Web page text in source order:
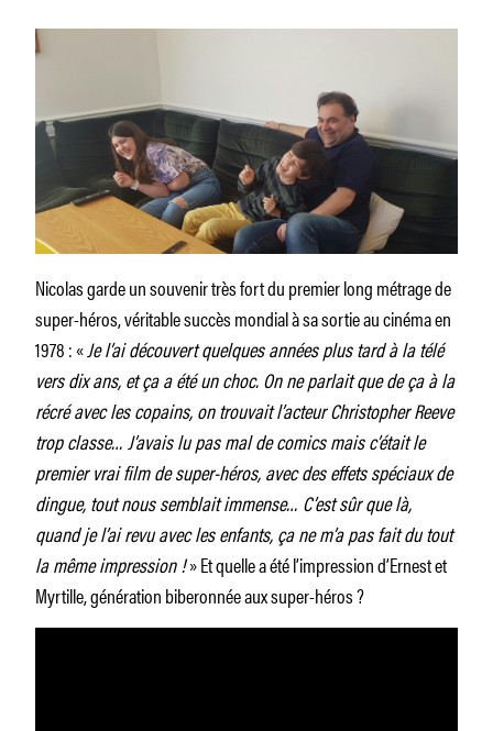
Nicolas garde un souvenir très fort du premier long métrage de
super-héros, véritable succès mondial à sa sortie au cinéma en
1978 : «Je l’ai découvert quelques années plus tard à la télé
vers dix ans, et ça a été un choc. On ne parlait que de ça à la
récré avec les copains, on trouvait l’acteur Christopher Reeve
trop classe… J’avais lu pas mal de comics mais c’était le
premier vrai film de super-héros, avec des effets spéciaux de
dingue, tout nous semblait immense… C’est sûr que là,
quand je l’ai revu avec les enfants, ça ne m’a pas fait du tout
la même impression !» Et quelle a été l’impression d’Ernest et
Myrtille, génération biberonnée aux super-héros ?